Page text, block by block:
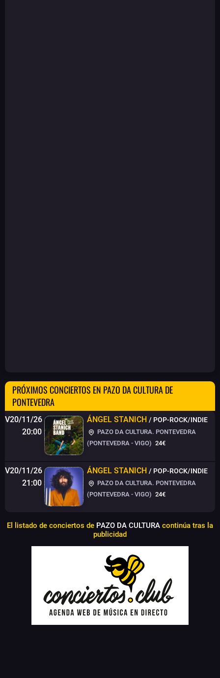
PRÓXIMOS CONCIERTOS EN PAZO DA CULTURA DE
PONTEVEDRA
V20/11/26
20:00
ÁNGEL STANICH / POP-ROCK/INDIE
PAZO DA CULTURA. PONTEVEDRA
(PONTEVEDRA - VIGO) 24€
V20/11/26
21:00
ÁNGEL STANICH / POP-ROCK/INDIE
PAZO DA CULTURA. PONTEVEDRA
(PONTEVEDRA - VIGO) 24€
El listado de conciertos de PAZO DA CULTURA continúa tras la
publicidad